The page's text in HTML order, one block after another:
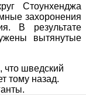
Стоунхенджа
захоронения
В результате
вытянутые
что шведский
тому назад.